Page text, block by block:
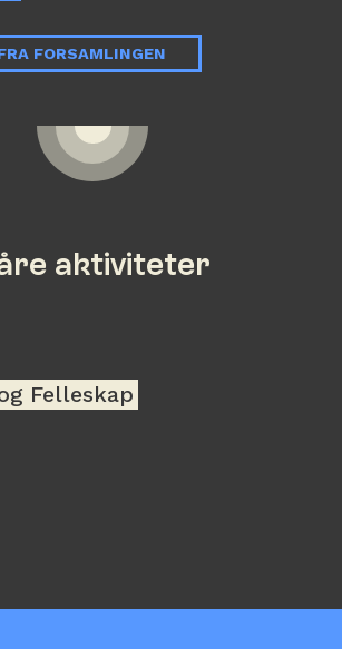
FORSAMLINGEN
aktiviteter
Felleskap